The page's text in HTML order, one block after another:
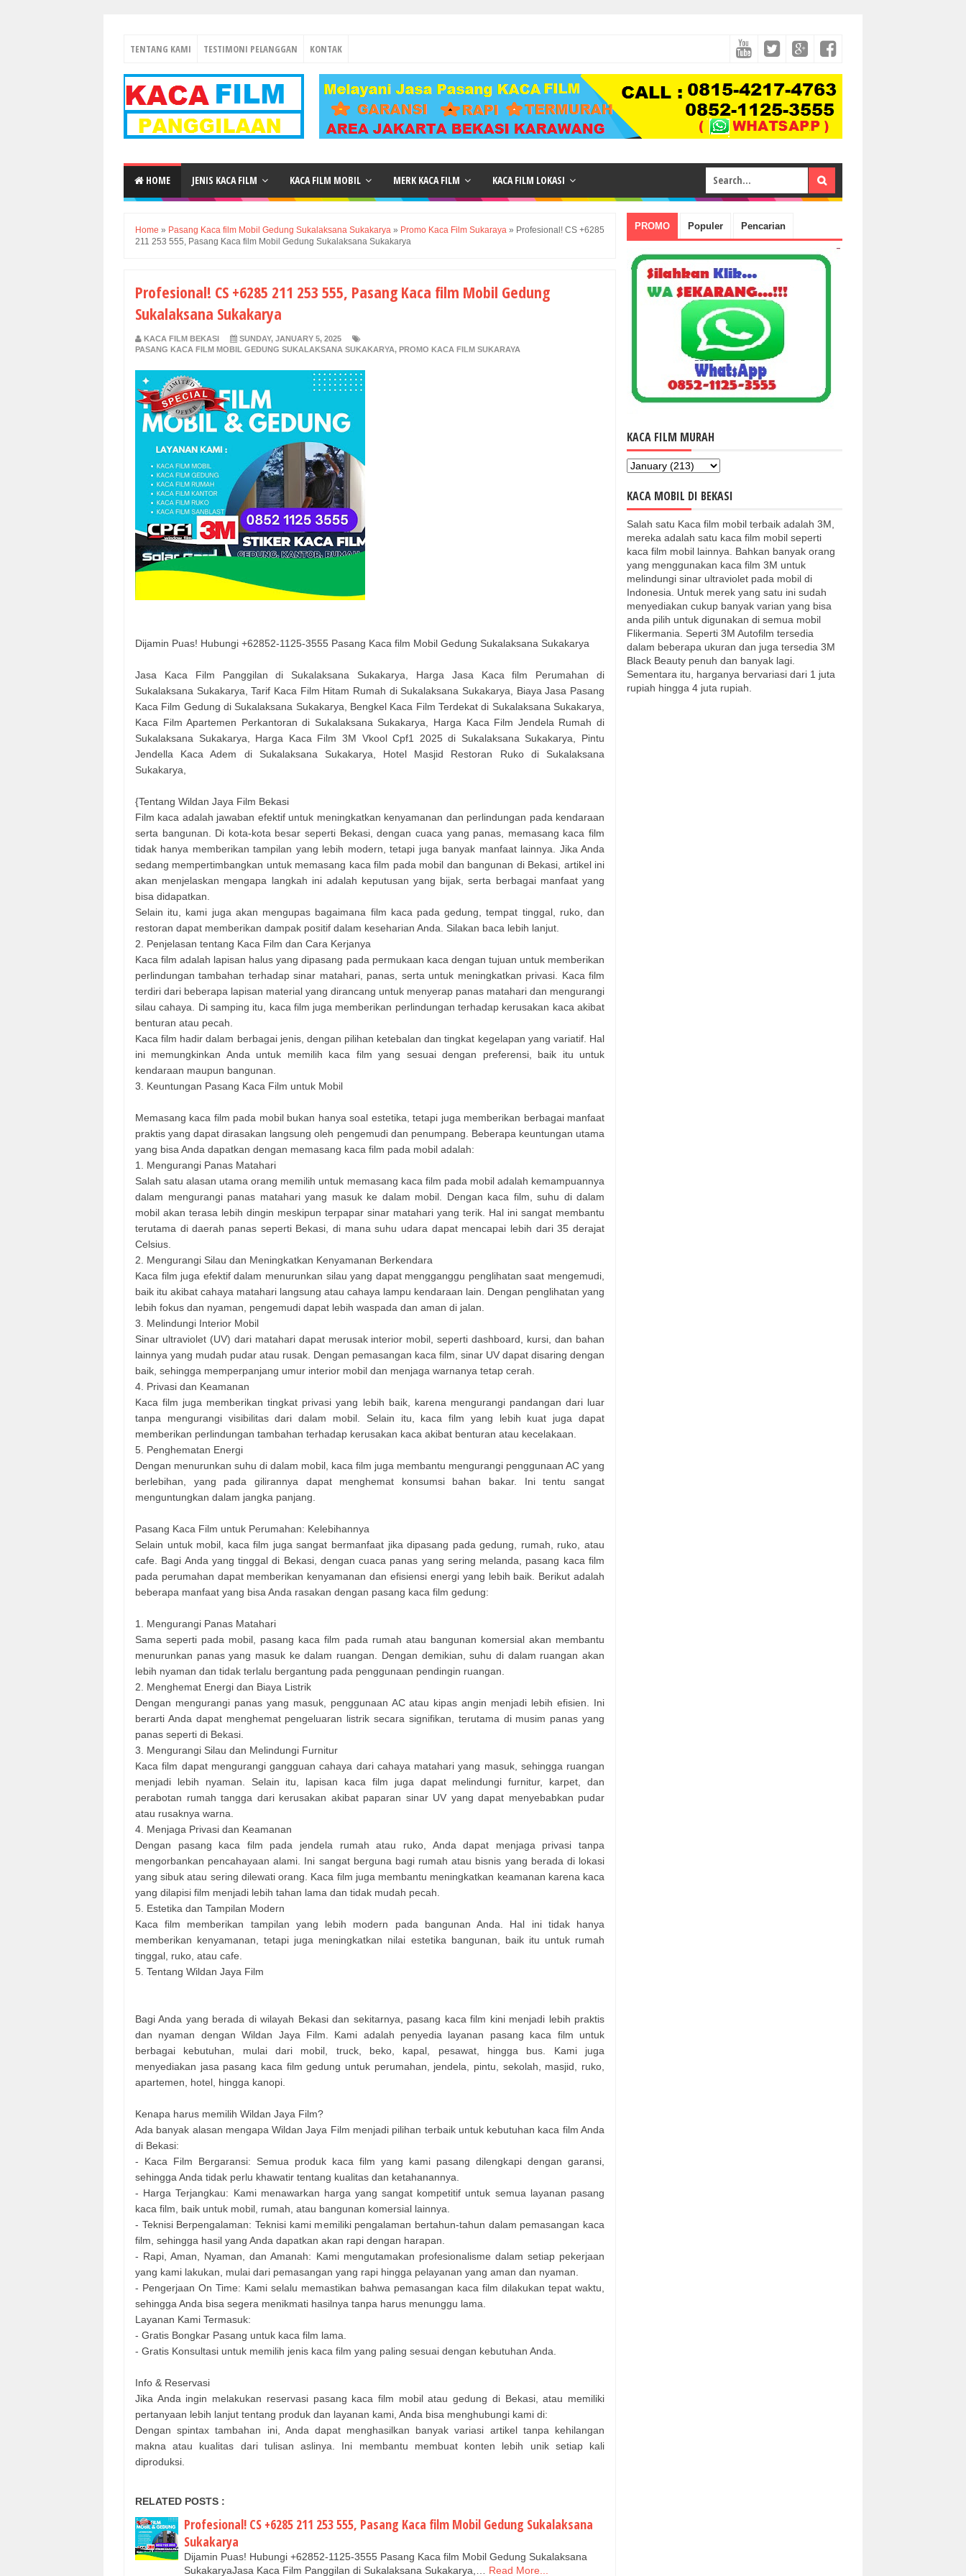
TENTANG KAMI TESTIMONI PELANGGAN KONTAK
HOME JENIS KACA FILM KACA FILM MOBIL MERK KACA FILM KACA FILM LOKASI
Home » Pasang Kaca film Mobil Gedung Sukalaksana Sukakarya » Promo Kaca Film Sukaraya » Profesional! CS +6285
211 253 555, Pasang Kaca film Mobil Gedung Sukalaksana Sukakarya
Profesional! CS +6285 211 253 555, Pasang Kaca film Mobil Gedung
Sukalaksana Sukakarya
KACA FILM BEKASI
SUNDAY, JANUARY 5, 2025
PASANG KACA FILM MOBIL GEDUNG SUKALAKSANA SUKAKARYA, PROMO KACA FILM SUKARAYA
Dijamin Puas! Hubungi +62852-1125-3555 Pasang Kaca film Mobil Gedung Sukalaksana Sukakarya
Jasa Kaca Film Panggilan di Sukalaksana Sukakarya, Harga Jasa Kaca film Perumahan di
Sukalaksana Sukakarya, Tarif Kaca Film Hitam Rumah di Sukalaksana Sukakarya, Biaya Jasa Pasang
Kaca Film Gedung di Sukalaksana Sukakarya, Bengkel Kaca Film Terdekat di Sukalaksana Sukakarya,
Kaca Film Apartemen Perkantoran di Sukalaksana Sukakarya, Harga Kaca Film Jendela Rumah di
Sukalaksana Sukakarya, Harga Kaca Film 3M Vkool Cpf1 2025 di Sukalaksana Sukakarya, Pintu
Jendella Kaca Adem di Sukalaksana Sukakarya, Hotel Masjid Restoran Ruko di Sukalaksana
Sukakarya,
{Tentang Wildan Jaya Film Bekasi
Film kaca adalah jawaban efektif untuk meningkatkan kenyamanan dan perlindungan pada kendaraan
serta bangunan. Di kota-kota besar seperti Bekasi, dengan cuaca yang panas, memasang kaca film
tidak hanya memberikan tampilan yang lebih modern, tetapi juga banyak manfaat lainnya. Jika Anda
sedang mempertimbangkan untuk memasang kaca film pada mobil dan bangunan di Bekasi, artikel ini
akan menjelaskan mengapa langkah ini adalah keputusan yang bijak, serta berbagai manfaat yang
bisa didapatkan.
Selain itu, kami juga akan mengupas bagaimana film kaca pada gedung, tempat tinggal, ruko, dan
restoran dapat memberikan dampak positif dalam keseharian Anda. Silakan baca lebih lanjut.
2. Penjelasan tentang Kaca Film dan Cara Kerjanya
Kaca film adalah lapisan halus yang dipasang pada permukaan kaca dengan tujuan untuk memberikan
perlindungan tambahan terhadap sinar matahari, panas, serta untuk meningkatkan privasi. Kaca film
terdiri dari beberapa lapisan material yang dirancang untuk menyerap panas matahari dan mengurangi
silau cahaya. Di samping itu, kaca film juga memberikan perlindungan terhadap kerusakan kaca akibat
benturan atau pecah.
Kaca film hadir dalam berbagai jenis, dengan pilihan ketebalan dan tingkat kegelapan yang variatif. Hal
ini memungkinkan Anda untuk memilih kaca film yang sesuai dengan preferensi, baik itu untuk
kendaraan maupun bangunan.
3. Keuntungan Pasang Kaca Film untuk Mobil
Memasang kaca film pada mobil bukan hanya soal estetika, tetapi juga memberikan berbagai manfaat
praktis yang dapat dirasakan langsung oleh pengemudi dan penumpang. Beberapa keuntungan utama
yang bisa Anda dapatkan dengan memasang kaca film pada mobil adalah:
1. Mengurangi Panas Matahari
Salah satu alasan utama orang memilih untuk memasang kaca film pada mobil adalah kemampuannya
dalam mengurangi panas matahari yang masuk ke dalam mobil. Dengan kaca film, suhu di dalam
mobil akan terasa lebih dingin meskipun terpapar sinar matahari yang terik. Hal ini sangat membantu
terutama di daerah panas seperti Bekasi, di mana suhu udara dapat mencapai lebih dari 35 derajat
Celsius.
2. Mengurangi Silau dan Meningkatkan Kenyamanan Berkendara
Kaca film juga efektif dalam menurunkan silau yang dapat mengganggu penglihatan saat mengemudi,
baik itu akibat cahaya matahari langsung atau cahaya lampu kendaraan lain. Dengan penglihatan yang
lebih fokus dan nyaman, pengemudi dapat lebih waspada dan aman di jalan.
3. Melindungi Interior Mobil
Sinar ultraviolet (UV) dari matahari dapat merusak interior mobil, seperti dashboard, kursi, dan bahan
lainnya yang mudah pudar atau rusak. Dengan pemasangan kaca film, sinar UV dapat disaring dengan
baik, sehingga memperpanjang umur interior mobil dan menjaga warnanya tetap cerah.
4. Privasi dan Keamanan
Kaca film juga memberikan tingkat privasi yang lebih baik, karena mengurangi pandangan dari luar
tanpa mengurangi visibilitas dari dalam mobil. Selain itu, kaca film yang lebih kuat juga dapat
memberikan perlindungan tambahan terhadap kerusakan kaca akibat benturan atau kecelakaan.
5. Penghematan Energi
Dengan menurunkan suhu di dalam mobil, kaca film juga membantu mengurangi penggunaan AC yang
berlebihan, yang pada gilirannya dapat menghemat konsumsi bahan bakar. Ini tentu sangat
menguntungkan dalam jangka panjang.
Pasang Kaca Film untuk Perumahan: Kelebihannya
Selain untuk mobil, kaca film juga sangat bermanfaat jika dipasang pada gedung, rumah, ruko, atau
cafe. Bagi Anda yang tinggal di Bekasi, dengan cuaca panas yang sering melanda, pasang kaca film
pada perumahan dapat memberikan kenyamanan dan efisiensi energi yang lebih baik. Berikut adalah
beberapa manfaat yang bisa Anda rasakan dengan pasang kaca film gedung:
1. Mengurangi Panas Matahari
Sama seperti pada mobil, pasang kaca film pada rumah atau bangunan komersial akan membantu
menurunkan panas yang masuk ke dalam ruangan. Dengan demikian, suhu di dalam ruangan akan
lebih nyaman dan tidak terlalu bergantung pada penggunaan pendingin ruangan.
2. Menghemat Energi dan Biaya Listrik
Dengan mengurangi panas yang masuk, penggunaan AC atau kipas angin menjadi lebih efisien. Ini
berarti Anda dapat menghemat pengeluaran listrik secara signifikan, terutama di musim panas yang
panas seperti di Bekasi.
3. Mengurangi Silau dan Melindungi Furnitur
Kaca film dapat mengurangi gangguan cahaya dari cahaya matahari yang masuk, sehingga ruangan
menjadi lebih nyaman. Selain itu, lapisan kaca film juga dapat melindungi furnitur, karpet, dan
perabotan rumah tangga dari kerusakan akibat paparan sinar UV yang dapat menyebabkan pudar
atau rusaknya warna.
4. Menjaga Privasi dan Keamanan
Dengan pasang kaca film pada jendela rumah atau ruko, Anda dapat menjaga privasi tanpa
mengorbankan pencahayaan alami. Ini sangat berguna bagi rumah atau bisnis yang berada di lokasi
yang sibuk atau sering dilewati orang. Kaca film juga membantu meningkatkan keamanan karena kaca
yang dilapisi film menjadi lebih tahan lama dan tidak mudah pecah.
5. Estetika dan Tampilan Modern
Kaca film memberikan tampilan yang lebih modern pada bangunan Anda. Hal ini tidak hanya
memberikan kenyamanan, tetapi juga meningkatkan nilai estetika bangunan, baik itu untuk rumah
tinggal, ruko, atau cafe.
5. Tentang Wildan Jaya Film
Bagi Anda yang berada di wilayah Bekasi dan sekitarnya, pasang kaca film kini menjadi lebih praktis
dan nyaman dengan Wildan Jaya Film. Kami adalah penyedia layanan pasang kaca film untuk
berbagai kebutuhan, mulai dari mobil, truck, beko, kapal, pesawat, hingga bus. Kami juga
menyediakan jasa pasang kaca film gedung untuk perumahan, jendela, pintu, sekolah, masjid, ruko,
apartemen, hotel, hingga kanopi.
Kenapa harus memilih Wildan Jaya Film?
Ada banyak alasan mengapa Wildan Jaya Film menjadi pilihan terbaik untuk kebutuhan kaca film Anda
di Bekasi:
- Kaca Film Bergaransi: Semua produk kaca film yang kami pasang dilengkapi dengan garansi,
sehingga Anda tidak perlu khawatir tentang kualitas dan ketahanannya.
- Harga Terjangkau: Kami menawarkan harga yang sangat kompetitif untuk semua layanan pasang
kaca film, baik untuk mobil, rumah, atau bangunan komersial lainnya.
- Teknisi Berpengalaman: Teknisi kami memiliki pengalaman bertahun-tahun dalam pemasangan kaca
film, sehingga hasil yang Anda dapatkan akan rapi dengan harapan.
- Rapi, Aman, Nyaman, dan Amanah: Kami mengutamakan profesionalisme dalam setiap pekerjaan
yang kami lakukan, mulai dari pemasangan yang rapi hingga pelayanan yang aman dan nyaman.
- Pengerjaan On Time: Kami selalu memastikan bahwa pemasangan kaca film dilakukan tepat waktu,
sehingga Anda bisa segera menikmati hasilnya tanpa harus menunggu lama.
Layanan Kami Termasuk:
- Gratis Bongkar Pasang untuk kaca film lama.
- Gratis Konsultasi untuk memilih jenis kaca film yang paling sesuai dengan kebutuhan Anda.
Info & Reservasi
Jika Anda ingin melakukan reservasi pasang kaca film mobil atau gedung di Bekasi, atau memiliki
pertanyaan lebih lanjut tentang produk dan layanan kami, Anda bisa menghubungi kami di:
Dengan spintax tambahan ini, Anda dapat menghasilkan banyak variasi artikel tanpa kehilangan
makna atau kualitas dari tulisan aslinya. Ini membantu membuat konten lebih unik setiap kali
diproduksi.
RELATED POSTS :
Profesional! CS +6285 211 253 555, Pasang Kaca film Mobil Gedung Sukalaksana
Sukakarya
Dijamin Puas! Hubungi +62852-1125-3555 Pasang Kaca film Mobil Gedung Sukalaksana
SukakaryaJasa Kaca Film Panggilan di Sukalaksana Sukakarya,…
Read More...
PROMO Populer Pencarian
KACA FILM MURAH
KACA MOBIL DI BEKASI
Salah satu Kaca film mobil terbaik adalah 3M,
mereka adalah satu kaca film mobil seperti
kaca film mobil lainnya. Bahkan banyak orang
yang menggunakan kaca film 3M untuk
melindungi sinar ultraviolet pada mobil di
Indonesia. Untuk merek yang satu ini sudah
menyediakan cukup banyak varian yang bisa
anda pilih untuk digunakan di semua mobil
Flikermania. Seperti 3M Autofilm tersedia
dalam beberapa ukuran dan juga tersedia 3M
Black Beauty penuh dan banyak lagi.
Sementara itu, harganya bervariasi dari 1 juta
rupiah hingga 4 juta rupiah.